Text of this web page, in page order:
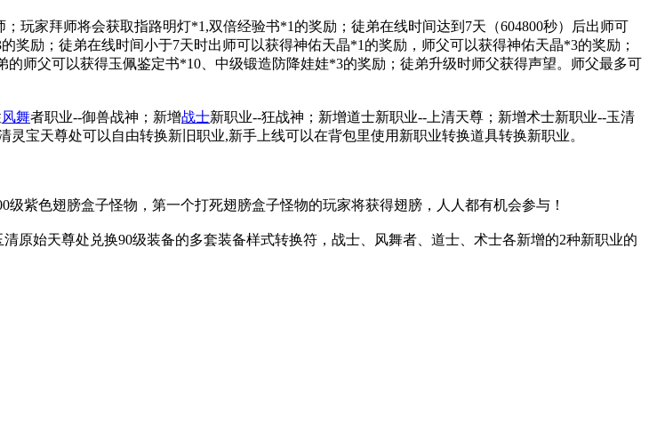
玩家拜师将会获取指路明灯*1,双倍经验书*1的奖励；徒弟在线时间达到7天（604800秒）后出师可
励；徒弟在线时间小于7天时出师可以获得神佑天晶*1的奖励，师父可以获得神佑天晶*3的奖励；
师父可以获得玉佩鉴定书*10、中级锻造防降娃娃*3的奖励；徒弟升级时师父获得声望。师父最多可
风舞者职业--御兽战神；新增战士新职业--狂战神；新增道士新职业--上清天尊；新增术士新职业--玉清
宝天尊处可以自由转换新旧职业,新手上线可以在背包里使用新职业转换道具转换新职业。
级紫色翅膀盒子怪物，第一个打死翅膀盒子怪物的玩家将获得翅膀，人人都有机会参与！
原始天尊处兑换90级装备的多套装备样式转换符，战士、风舞者、道士、术士各新增的2种新职业的